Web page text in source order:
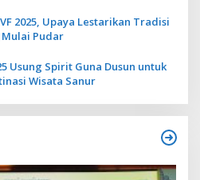
2025, Upaya Lestarikan Tradisi
Pudar
Usung Spirit Guna Dusun untuk
Wisata Sanur